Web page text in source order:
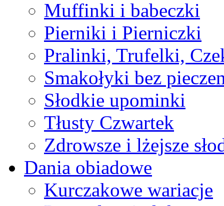
Muffinki i babeczki
Pierniki i Pierniczki
Pralinki, Trufelki,
Smakołyki bez
Słodkie upominki
Tłusty Czwartek
Zdrowsze i lżejsze
Dania obiadowe
Kurczakowe wariacje